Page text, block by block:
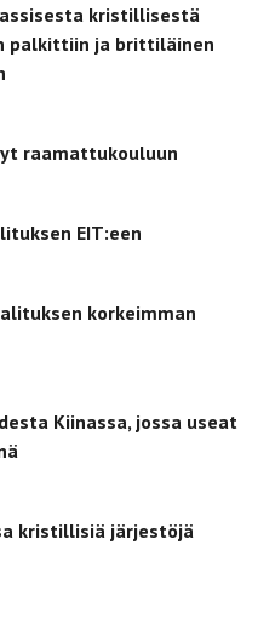
kristillisestä
palkittiin ja brittiläinen
raamattukouluun
EIT:een
korkeimman
Kiinassa, jossa useat
kristillisiä järjestöjä